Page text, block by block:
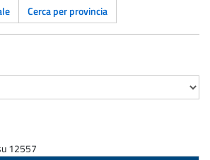
Cerca per provincia
12557